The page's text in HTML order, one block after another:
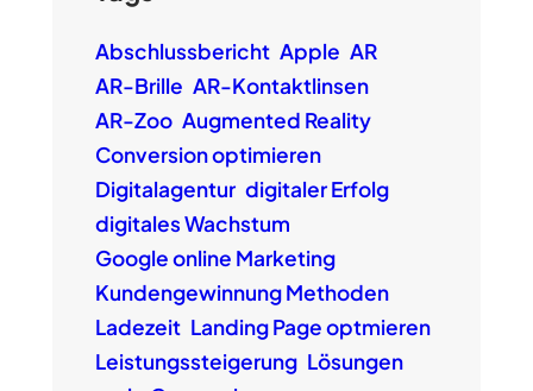
Abschlussbericht Apple AR
AR-Brille AR-Kontaktlinsen
AR-Zoo Augmented Reality
Conversion optimieren
Digitalagentur digitaler Erfolg
digitales Wachstum
Google online Marketing
Kundengewinnung Methoden
Ladezeit Landing Page optmieren
Leistungssteigerung Lösungen